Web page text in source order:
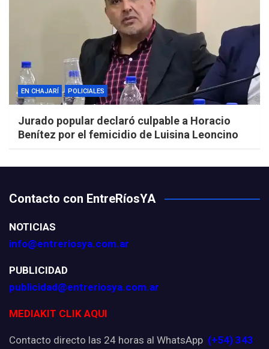
EN CHAJARÍ POLICIALES
Jurado popular declaró culpable a Horacio
Benítez por el femicidio de Luisina Leoncino
Contacto con EntreRíosYA
NOTICIAS
info@entreriosya.com.ar
PUBLICIDAD
publicidad@entreriosya.com.ar
MEDIAKIT CLIK AQUI
Contacto directo las 24 horas al WhatsApp (+54) 343